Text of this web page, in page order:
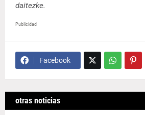
daitezke.
Publicidad
Facebook
otras noticias